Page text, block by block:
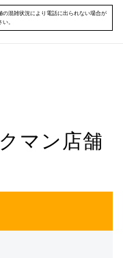
混雑状況により電話に出られない場合が
。
マン店舗